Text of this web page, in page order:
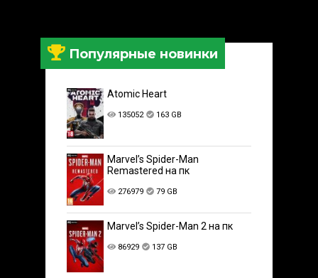
Популярные новинки
Atomic Heart
135052 163 GB
Marvel’s Spider-Man
Remastered на пк
276979 79 GB
Marvel’s Spider-Man 2 на пк
86929 137 GB